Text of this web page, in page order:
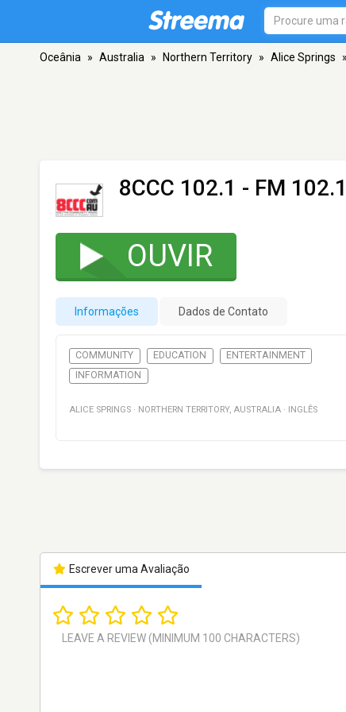
Oceânia » Australia » Northern Territory » Alice Springs »
8CCC 102.1 - FM
OUVIR
Informações Dados de Contato
COMMUNITY EDUCATION
ENTERTAINMENT
INFORMATION
ALICE SPRINGS · NORTHERN TERRITORY, AUSTRALIA · INGLÊS
Escrever uma Avaliação